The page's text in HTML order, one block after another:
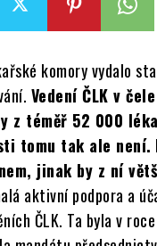
komory vydalo
Vedení ČLK v
z téměř 52 000
tomu tak ale není.
jinak by z ní
aktivní podpora a
ČLK. Ta byla v